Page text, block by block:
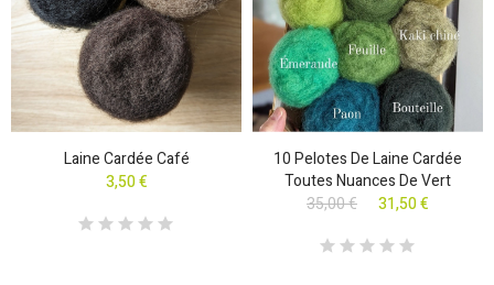
Laine Cardée Café
3,50 €
10 Pelotes De Laine Cardée
Toutes Nuances De Vert
35,00 €
31,50 €